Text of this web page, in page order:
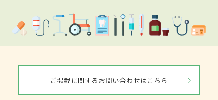
ご掲載に関するお問い合わせはこちら